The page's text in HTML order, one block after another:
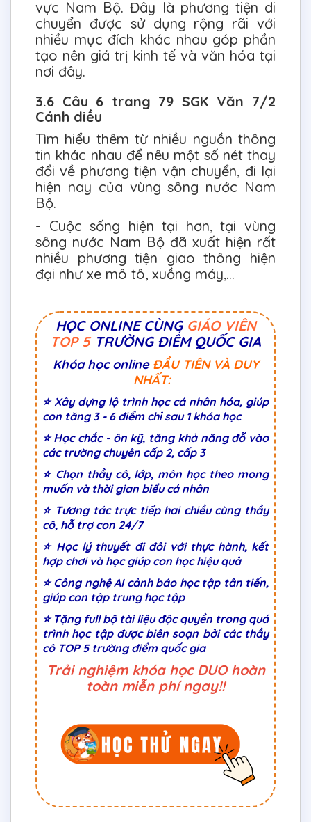
vực Nam Bộ. Đây là phương tiện di
chuyển được sử dụng rộng rãi với
nhiều mục đích khác nhau góp phần
tạo nên giá trị kinh tế và văn hóa tại
nơi đây.
3.6 Câu 6 trang 79 SGK Văn 7/2
Cánh diều
Tìm hiểu thêm từ nhiều nguồn thông
tin khác nhau để nêu một số nét thay
đổi về phương tiện vận chuyển, đi lại
hiện nay của vùng sông nước Nam
Bộ.
- Cuộc sống hiện tại hơn, tại vùng
sông nước Nam Bộ đã xuất hiện rất
nhiều phương tiện giao thông hiện
đại như xe mô tô, xuồng máy,...
HỌC ONLINE CÙNG GIÁO VIÊN
TOP 5 TRƯỜNG ĐIỂM QUỐC GIA
Khóa học online ĐẦU TIÊN VÀ DUY
NHẤT:
⭐ Xây dựng lộ trình học cá nhân hóa, giúp
con tăng 3 - 6 điểm chỉ sau 1 khóa học
⭐ Học chắc - ôn kỹ, tăng khả năng đỗ vào
các trường chuyên cấp 2, cấp 3
⭐ Chọn thầy cô, lớp, môn học theo mong
muốn và thời gian biểu cá nhân
⭐ Tương tác trực tiếp hai chiều cùng thầy
cô, hỗ trợ con 24/7
⭐ Học lý thuyết đi đôi với thực hành, kết
hợp chơi và học giúp con học hiệu quả
⭐ Công nghệ AI cảnh báo học tập tân tiến,
giúp con tập trung học tập
⭐ Tặng full bộ tài liệu độc quyền trong quá
trình học tập được biên soạn bởi các thầy
cô TOP 5 trường điểm quốc gia
Trải nghiệm khóa học DUO hoàn
toàn miễn phí ngay!!